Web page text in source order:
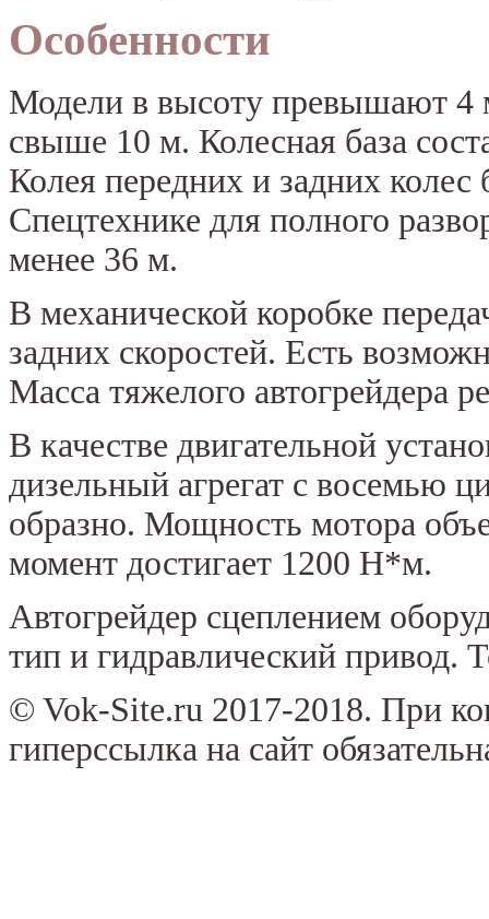
Особенности
Модели в высоту превышают
свыше 10 м. Колесная база
Колея передних и задних
Спецтехнике для полного
менее 36 м.
В механической коробке
задних скоростей. Есть
Масса тяжелого автогрейдера
В качестве двигательной
дизельный агрегат с восемью
образно. Мощность мотора
момент достигает 1200 Н*м.
Автогрейдер сцеплением
тип и гидравлический привод.
© Vok-Site.ru 2017-2018. При
гиперссылка на сайт